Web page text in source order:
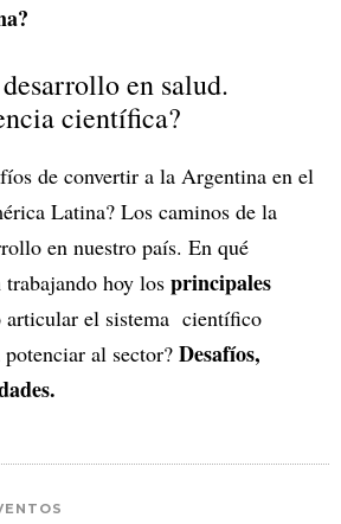
en salud.
científica?
de convertir a la Argentina en el
Latina? Los caminos de la
en nuestro país. En qué
trabajando hoy los principales
articular el sistema científico
al sector? Desafíos,